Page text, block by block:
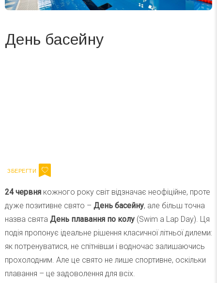
День басейну
24 червня кожного року світ відзначає неофіційне, проте
дуже позитивне свято – День басейну, але більш точна
назва свята День плавання по колу (Swim a Lap Day). Ця
подія пропонує ідеальне рішення класичної літньої дилеми:
як потренуватися, не спітнівши і водночас залишаючись
прохолодним. Але це свято не лише спортивне, оскільки
плавання – це задоволення для всіх.